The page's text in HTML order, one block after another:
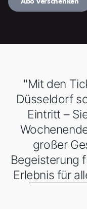
"Mit den
Düsseldorf
Eintritt –
großer
Begeisterung
Erlebnis für